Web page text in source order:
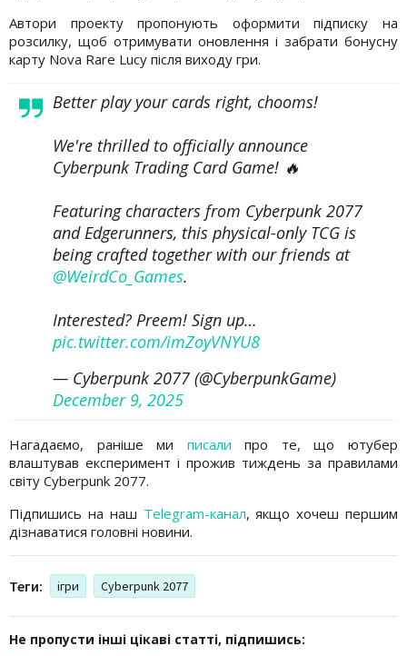
Автори проекту пропонують оформити підписку на
розсилку, щоб отримувати оновлення і забрати бонусну
карту Nova Rare Lucy після виходу гри.
Better play your cards right, chooms!
We're thrilled to officially announce
Cyberpunk Trading Card Game! 🔥
Featuring characters from Cyberpunk 2077
and Edgerunners, this physical-only TCG is
being crafted together with our friends at
@WeirdCo_Games.
Interested? Preem! Sign up…
pic.twitter.com/imZoyVNYU8
— Cyberpunk 2077 (@CyberpunkGame)
December 9, 2025
Нагадаємо, раніше ми писалипро те, що ютубер
влаштував експеримент і прожив тиждень за правилами
світу Cyberpunk 2077.
Підпишись на наш Telegram-канал, якщо хочеш першим
дізнаватися головні новини.
Теги: ігри Cyberpunk 2077
Не пропусти інші цікаві статті, підпишись: